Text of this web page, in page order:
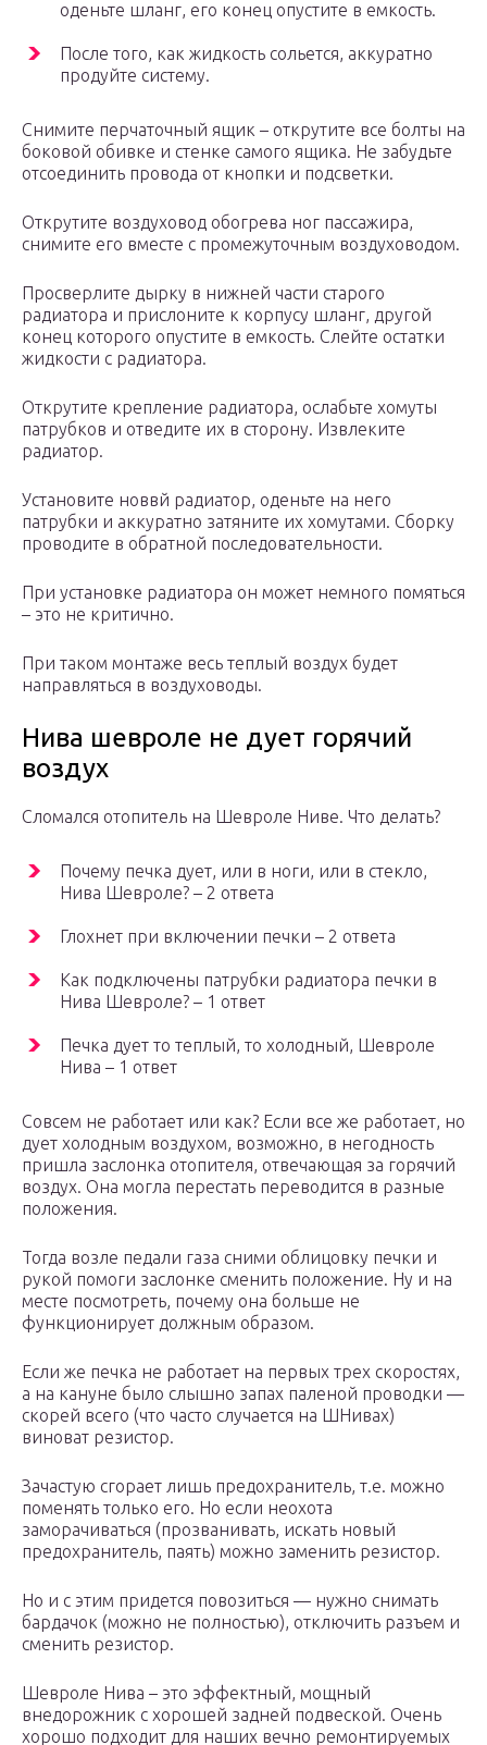
оденьте шланг, его конец опустите в емкость.
После того, как жидкость сольется, аккуратно
продуйте систему.
Снимите перчаточный ящик – открутите все болты на
боковой обивке и стенке самого ящика. Не забудьте
отсоединить провода от кнопки и подсветки.
Открутите воздуховод обогрева ног пассажира,
снимите его вместе с промежуточным воздуховодом.
Просверлите дырку в нижней части старого
радиатора и прислоните к корпусу шланг, другой
конец которого опустите в емкость. Слейте остатки
жидкости с радиатора.
Открутите крепление радиатора, ослабьте хомуты
патрубков и отведите их в сторону. Извлеките
радиатор.
Установите новвй радиатор, оденьте на него
патрубки и аккуратно затяните их хомутами. Сборку
проводите в обратной последовательности.
При установке радиатора он может немного помяться
– это не критично.
При таком монтаже весь теплый воздух будет
направляться в воздуховоды.
Нива шевроле не дует горячий
воздух
Сломался отопитель на Шевроле Ниве. Что делать?
Почему печка дует, или в ноги, или в стекло,
Нива Шевроле? – 2 ответа
Глохнет при включении печки – 2 ответа
Как подключены патрубки радиатора печки в
Нива Шевроле? – 1 ответ
Печка дует то теплый, то холодный, Шевроле
Нива – 1 ответ
Совсем не работает или как? Если все же работает, но
дует холодным воздухом, возможно, в негодность
пришла заслонка отопителя, отвечающая за горячий
воздух. Она могла перестать переводится в разные
положения.
Тогда возле педали газа сними облицовку печки и
рукой помоги заслонке сменить положение. Ну и на
месте посмотреть, почему она больше не
функционирует должным образом.
Если же печка не работает на первых трех скоростях,
а на кануне было слышно запах паленой проводки —
скорей всего (что часто случается на ШНивах)
виноват резистор.
Зачастую сгорает лишь предохранитель, т.е. можно
поменять только его. Но если неохота
заморачиваться (прозванивать, искать новый
предохранитель, паять) можно заменить резистор.
Но и с этим придется повозиться — нужно снимать
бардачок (можно не полностью), отключить разъем и
сменить резистор.
Шевроле Нива – это эффектный, мощный
внедорожник с хорошей задней подвеской. Очень
хорошо подходит для наших вечно ремонтируемых